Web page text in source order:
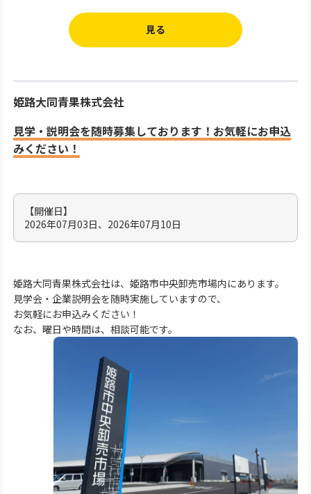
見る
姫路大同青果株式会社
見学・説明会を随時募集しております！お気軽にお申込
みください！
【開催日】
2026年07月03日、2026年07月10日
姫路大同青果株式会社は、姫路市中央卸売市場内にあります。
見学会・企業説明会を随時実施していますので、
お気軽にお申込みください！
なお、曜日や時間は、相談可能です。